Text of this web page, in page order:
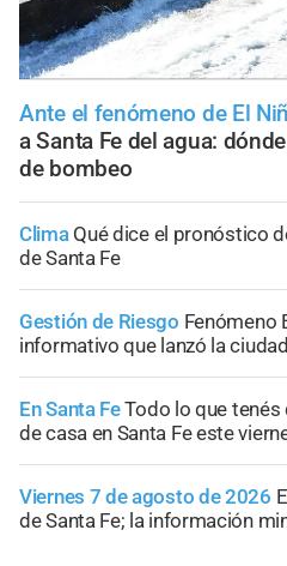
Ante el fenómeno de El
a Santa Fe del agua:
de bombeo
Clima Qué dice el pronóstico
de Santa Fe
Gestión de Riesgo Fenómeno
informativo que lanzó la
En Santa FeTodo lo que
de casa en Santa Fe este
Viernes 7 de agosto de 2026
de Santa Fe; la información